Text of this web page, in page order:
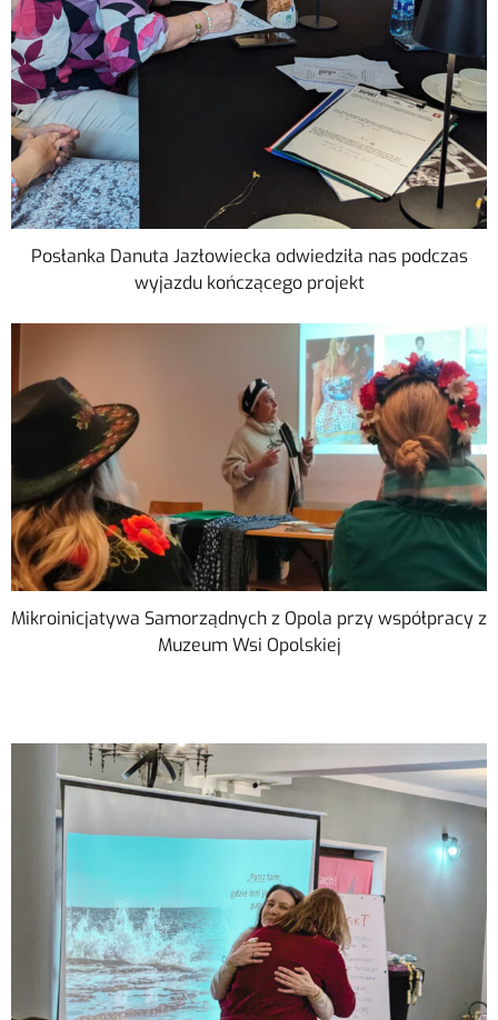
Posłanka Danuta Jazłowiecka odwiedziła nas podczas
wyjazdu kończącego projekt
Mikroinicjatywa Samorządnych z Opola przy współpracy z
Muzeum Wsi Opolskiej